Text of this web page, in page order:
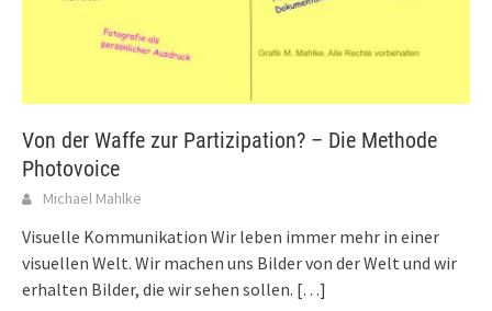
Von der Waffe zur Partizipation? – Die Methode
Photovoice
Michael Mahlke
Visuelle Kommunikation Wir leben immer mehr in einer
visuellen Welt. Wir machen uns Bilder von der Welt und wir
erhalten Bilder, die wir sehen sollen. […]